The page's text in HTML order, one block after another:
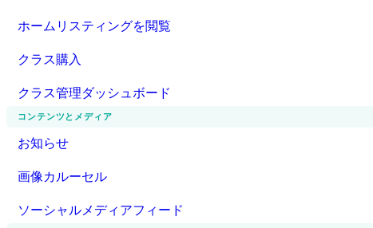
ホームリスティングを閲覧
クラス購入
クラス管理ダッシュボード
コンテンツとメディア
お知らせ
画像カルーセル
ソーシャルメディアフィード